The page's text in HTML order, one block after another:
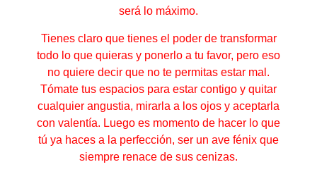
será lo máximo.
Tienes claro que tienes el poder de transformar
todo lo que quieras y ponerlo a tu favor, pero eso
no quiere decir que no te permitas estar mal.
Tómate tus espacios para estar contigo y quitar
cualquier angustia, mirarla a los ojos y aceptarla
con valentía. Luego es momento de hacer lo que
tú ya haces a la perfección, ser un ave fénix que
siempre renace de sus cenizas.